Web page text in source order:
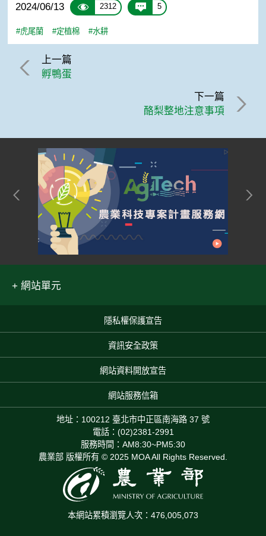
2024/06/13 2312 5
#虎尾蘭 #定植棉 #水耕
上一篇
孵鴨蛋
下一篇
酪梨整地注意事項
網站單元
隱私權保護宣告
資訊安全政策
網站資料開放宣告
網站服務信箱
地址：100212 臺北市中正區南海路 37 號
電話：(02)2381-2991
服務時間：AM8:30~PM5:30
農業部 版權所有 © 2025 MOA All Rights Reserved.
本網站累積瀏覽人次：476,005,073